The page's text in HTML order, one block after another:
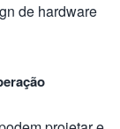
de hardware